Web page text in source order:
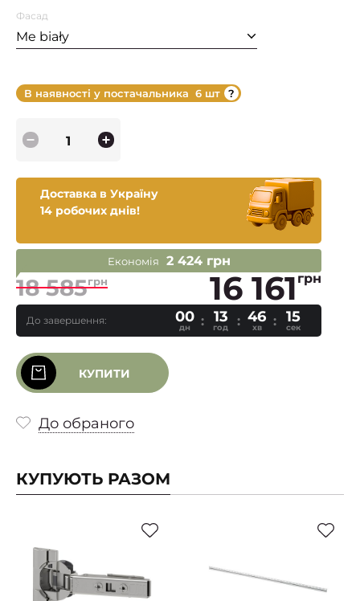
Фасад
Me biały
В наявності у постачальника 6 шт
Доставка в Україну
14 робочих днів!
Економія 2 424 грн
18 585грн 16 161 грн
До завершення: 00
дн
13
год
46
хв
14
сек
КУПИТИ
До обраного
КУПУЮТЬ РАЗОМ